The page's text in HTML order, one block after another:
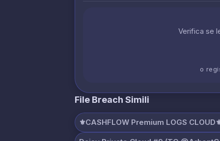
Verifica se
o
File Breach Simili
⚜️CASHFLOW Premium LOGS